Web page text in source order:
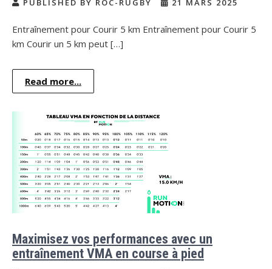
PUBLISHED BY ROC-RUGBY 21 MARS 2025
Entraînement pour Courir 5 km Entraînement pour Courir 5
km Courir un 5 km peut […]
Read more...
Maximisez vos performances avec un
entraînement VMA en course à pied